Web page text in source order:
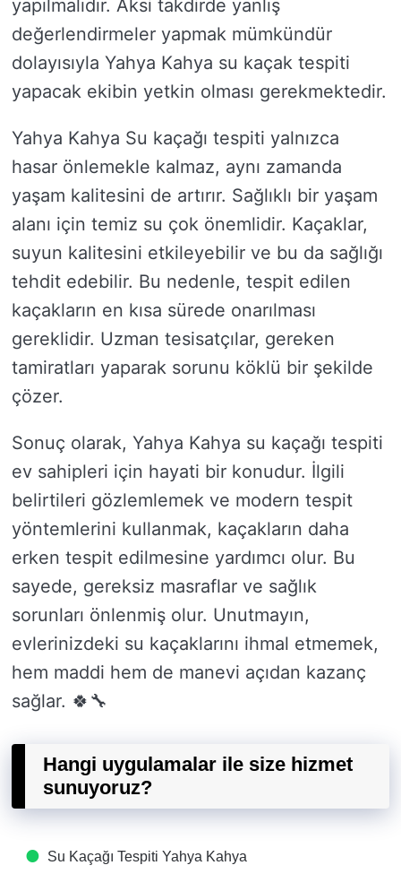
yapılmalıdır. Aksi takdirde yanlış
değerlendirmeler yapmak mümkündür
dolayısıyla Yahya Kahya su kaçak tespiti
yapacak ekibin yetkin olması gerekmektedir.
Yahya Kahya Su kaçağı tespiti yalnızca
hasar önlemekle kalmaz, aynı zamanda
yaşam kalitesini de artırır. Sağlıklı bir yaşam
alanı için temiz su çok önemlidir. Kaçaklar,
suyun kalitesini etkileyebilir ve bu da sağlığı
tehdit edebilir. Bu nedenle, tespit edilen
kaçakların en kısa sürede onarılması
gereklidir. Uzman tesisatçılar, gereken
tamiratları yaparak sorunu köklü bir şekilde
çözer.
Sonuç olarak, Yahya Kahya su kaçağı tespiti
ev sahipleri için hayati bir konudur. İlgili
belirtileri gözlemlemek ve modern tespit
yöntemlerini kullanmak, kaçakların daha
erken tespit edilmesine yardımcı olur. Bu
sayede, gereksiz masraflar ve sağlık
sorunları önlenmiş olur. Unutmayın,
evlerinizdeki su kaçaklarını ihmal etmemek,
hem maddi hem de manevi açıdan kazanç
sağlar. 🍀🔧
Hangi uygulamalar ile size hizmet
sunuyoruz?
Su Kaçağı Tespiti​ Yahya Kahya